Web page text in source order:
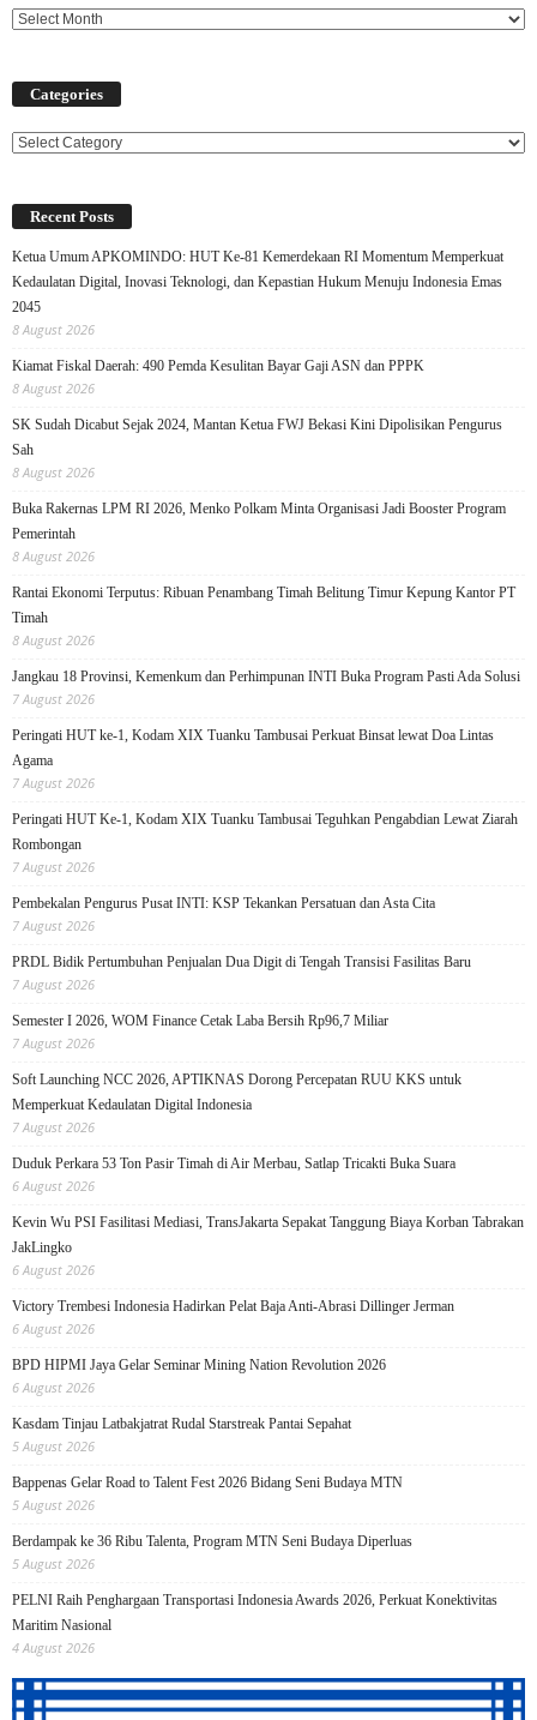
Categories
Categories
Recent Posts
Ketua Umum APKOMINDO: HUT Ke-81 Kemerdekaan RI Momentum Memperkuat
Kedaulatan Digital, Inovasi Teknologi, dan Kepastian Hukum Menuju Indonesia Emas
2045
8 August 2026
Kiamat Fiskal Daerah: 490 Pemda Kesulitan Bayar Gaji ASN dan PPPK
8 August 2026
SK Sudah Dicabut Sejak 2024, Mantan Ketua FWJ Bekasi Kini Dipolisikan Pengurus
Sah
8 August 2026
Buka Rakernas LPM RI 2026, Menko Polkam Minta Organisasi Jadi Booster Program
Pemerintah
8 August 2026
Rantai Ekonomi Terputus: Ribuan Penambang Timah Belitung Timur Kepung Kantor PT
Timah
8 August 2026
Jangkau 18 Provinsi, Kemenkum dan Perhimpunan INTI Buka Program Pasti Ada Solusi
7 August 2026
Peringati HUT ke-1, Kodam XIX Tuanku Tambusai Perkuat Binsat lewat Doa Lintas
Agama
7 August 2026
Peringati HUT Ke-1, Kodam XIX Tuanku Tambusai Teguhkan Pengabdian Lewat Ziarah
Rombongan
7 August 2026
Pembekalan Pengurus Pusat INTI: KSP Tekankan Persatuan dan Asta Cita
7 August 2026
PRDL Bidik Pertumbuhan Penjualan Dua Digit di Tengah Transisi Fasilitas Baru
7 August 2026
Semester I 2026, WOM Finance Cetak Laba Bersih Rp96,7 Miliar
7 August 2026
Soft Launching NCC 2026, APTIKNAS Dorong Percepatan RUU KKS untuk
Memperkuat Kedaulatan Digital Indonesia
7 August 2026
Duduk Perkara 53 Ton Pasir Timah di Air Merbau, Satlap Tricakti Buka Suara
6 August 2026
Kevin Wu PSI Fasilitasi Mediasi, TransJakarta Sepakat Tanggung Biaya Korban Tabrakan
JakLingko
6 August 2026
Victory Trembesi Indonesia Hadirkan Pelat Baja Anti-Abrasi Dillinger Jerman
6 August 2026
BPD HIPMI Jaya Gelar Seminar Mining Nation Revolution 2026
6 August 2026
Kasdam Tinjau Latbakjatrat Rudal Starstreak Pantai Sepahat
5 August 2026
Bappenas Gelar Road to Talent Fest 2026 Bidang Seni Budaya MTN
5 August 2026
Berdampak ke 36 Ribu Talenta, Program MTN Seni Budaya Diperluas
5 August 2026
PELNI Raih Penghargaan Transportasi Indonesia Awards 2026, Perkuat Konektivitas
Maritim Nasional
4 August 2026